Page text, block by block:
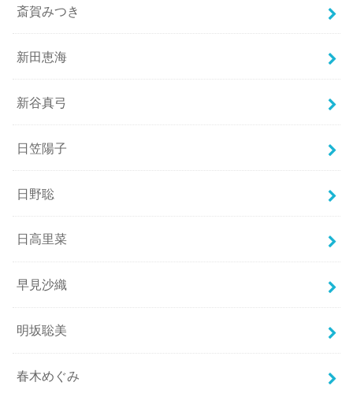
斎賀みつき
新田恵海
新谷真弓
日笠陽子
日野聡
日高里菜
早見沙織
明坂聡美
春木めぐみ